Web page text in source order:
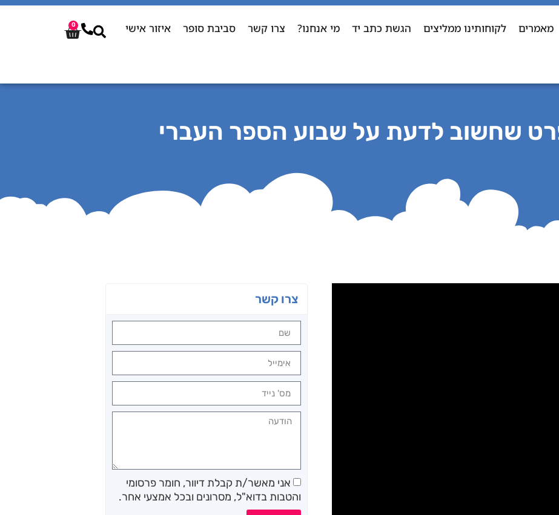
מאמרים לקוחותינו ממליצים הגשת כתב יד מי אנחנו? צרו קשר סביבת סופר איזור אישי 0
שחשוב לדעת על שבוע הספר העברי
צרו קשר
אני מאשר/ת קבלת דיוור, חומר פרסומי
והטבות בדוא"ל, מסרונים ובכל אמצעי אחר.